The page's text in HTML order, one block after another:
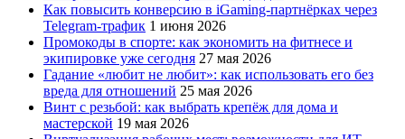
Как повысить конверсию в iGaming-партнёрках через
Telegram-трафик 1 июня 2026
Промокоды в спорте: как экономить на фитнесе и
экипировке уже сегодня 27 мая 2026
Гадание «любит не любит»: как использовать его без
вреда для отношений 25 мая 2026
Винт с резьбой: как выбрать крепёж для дома и
мастерской 19 мая 2026